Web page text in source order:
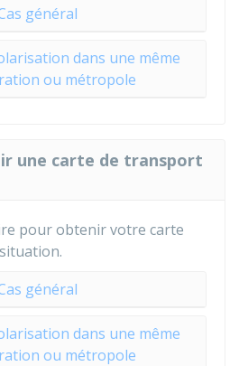
général
dans une même
ou métropole
une carte de transport
pour obtenir votre carte
général
dans une même
ou métropole